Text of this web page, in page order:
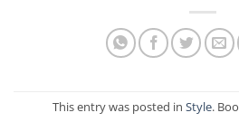
This entry was posted in Style.